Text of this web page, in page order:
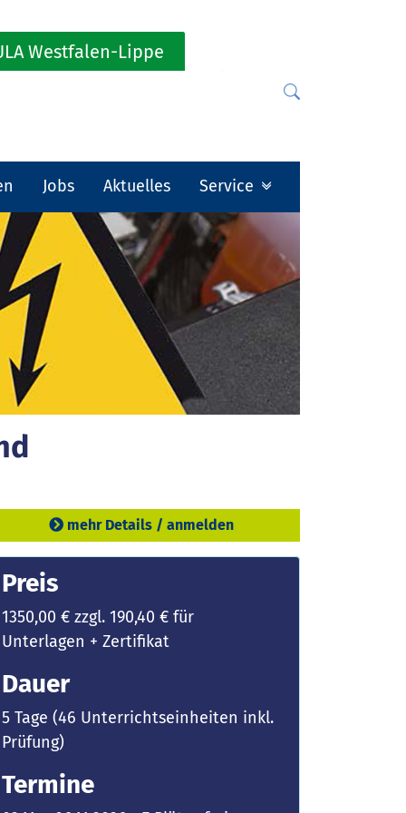
Westfalen-Lippe
Jobs Aktuelles Service
mehr Details / anmelden
Preis
1350,00 € zzgl. 190,40 € für
Unterlagen + Zertifikat
Dauer
5 Tage (46 Unterrichtseinheiten inkl.
Prüfung)
Termine